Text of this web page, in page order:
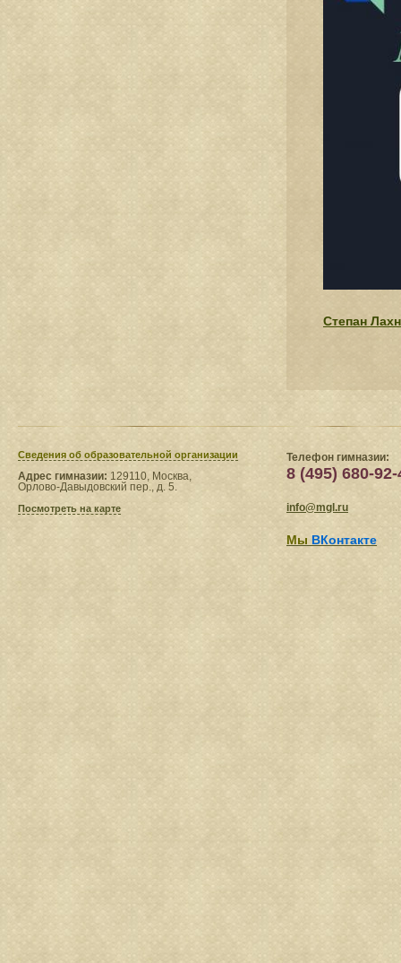
Степан
Сведения​ об образовательной организации
Адрес гимназии: 129110, Москва,
Орлово-Давыдовский пер., д. 5.
Посмотреть на карте
Телефон гимназии:
8 (495) 680-92-
info@mgl.ru
Мы ВКонтакте